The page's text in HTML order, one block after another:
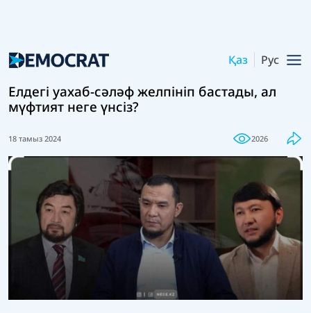
Қаз Рус
Елдегі уахаб-сәләф желпініп бастады, ал
мүфтият неге үнсіз?
18 тамыз 2024 2026